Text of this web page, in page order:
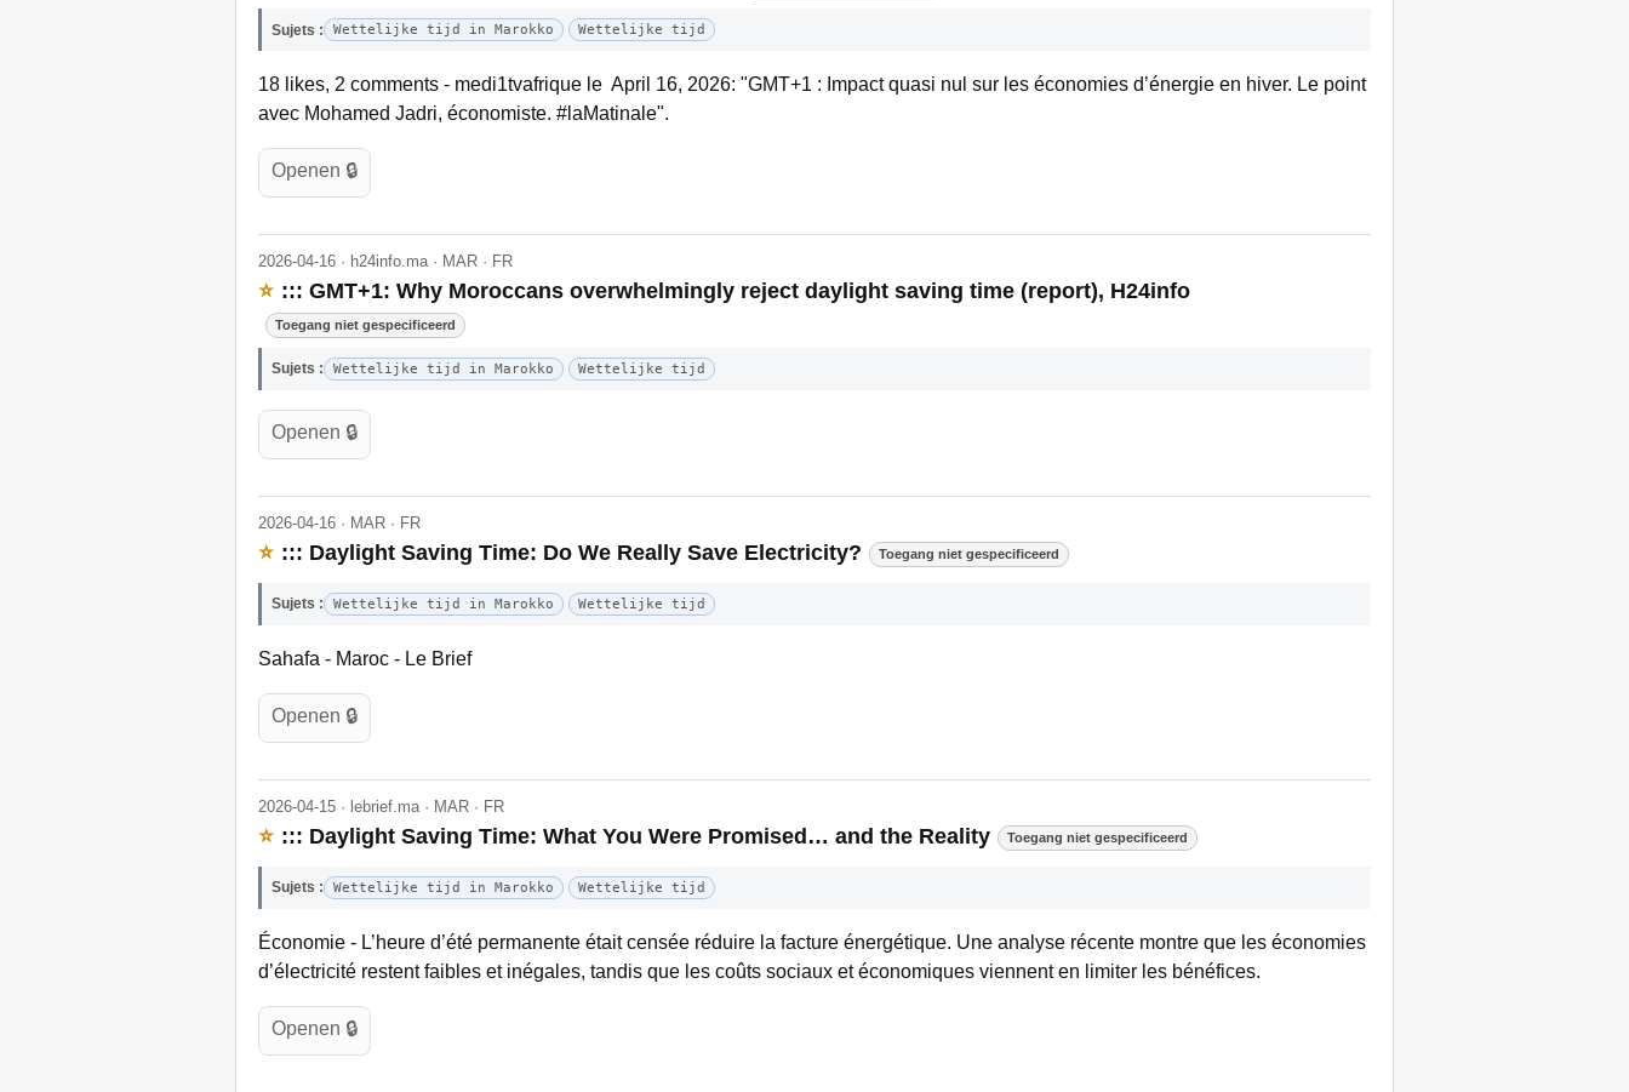
Sujets : Wettelijke tijd in Marokko Wettelijke tijd
18 likes, 2 comments - medi1tvafrique le April 16, 2026: "GMT+1 : Impact quasi nul sur les économies d’énergie en hiver. Le point
avec Mohamed Jadri, économiste. #laMatinale".
Openen 🔒
2026-04-16 · h24info.ma · MAR · FR
⭐ ::: GMT+1: Why Moroccans overwhelmingly reject daylight saving time (report), H24info
Toegang niet gespecificeerd
Sujets : Wettelijke tijd in Marokko Wettelijke tijd
Openen 🔒
2026-04-16 · MAR · FR
⭐ ::: Daylight Saving Time: Do We Really Save Electricity? Toegang niet gespecificeerd
Sujets : Wettelijke tijd in Marokko Wettelijke tijd
Sahafa - Maroc - Le Brief
Openen 🔒
2026-04-15 · lebrief.ma · MAR · FR
⭐ ::: Daylight Saving Time: What You Were Promised… and the Reality Toegang niet gespecificeerd
Sujets : Wettelijke tijd in Marokko Wettelijke tijd
Économie - L’heure d’été permanente était censée réduire la facture énergétique. Une analyse récente montre que les économies
d’électricité restent faibles et inégales, tandis que les coûts sociaux et économiques viennent en limiter les bénéfices.
Openen 🔒